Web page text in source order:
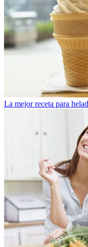
La mejor receta para